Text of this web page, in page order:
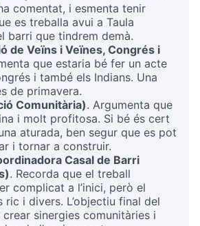
comentat, i esmenta tenir
es treballa avui a Taula
barri que tindrem demà.
de Veïns i Veïnes, Congrés i
que estaria bé fer un acte
i també els Indians. Una
de primavera.
Comunitària). Argumenta que
i molt profitosa. Si bé és cert
aturada, ben segur que es pot
i tornar a construir.
Casal de Barri
. Recorda que el treball
complicat a l’inici, però el
ric i divers. L’objectiu final del
sinergies comunitàries i